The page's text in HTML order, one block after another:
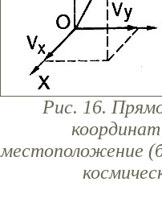
Рис. 16.
местоположение